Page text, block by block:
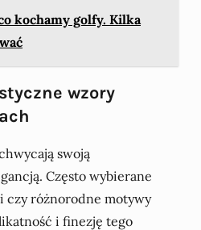
kochamy golfy. Kilka
wzory
swoją
Często wybierane
czy różnorodne motywy
i finezję tego